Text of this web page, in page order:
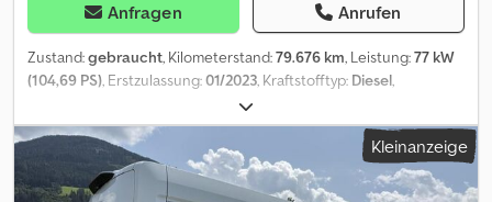
Anfragen Anrufen
Zustand:gebraucht, Kilometerstand:79.676 km, Leistung:77 kW
(104,69 PS), Erstzulassung:01/2023, Kraftstofftyp: Diesel,
, nächste Prüfung (TÜV):
Weiß, Getriebetyp:mechanisch, Anzahl der Sitzplätze:3,
Laderaumlänge:3.000 mm , Laderaumbreite: 1.900 mm,
Laderaumhöhe: 1.750 mm, Ausstattung:ABS, Klimaanlage,
Zentralverriegelung, Ford Transit 2.0 L2H2 AHK Klima Tempomat
Kleinanzeige